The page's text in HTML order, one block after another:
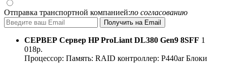
Отправка транспортной компанией:по согласованию
СЕРВЕР Сервер HP ProLiant DL380 Gen9 8SFF 1
018р.
Процессор: Память: RAID контроллер: P440ar Блоки